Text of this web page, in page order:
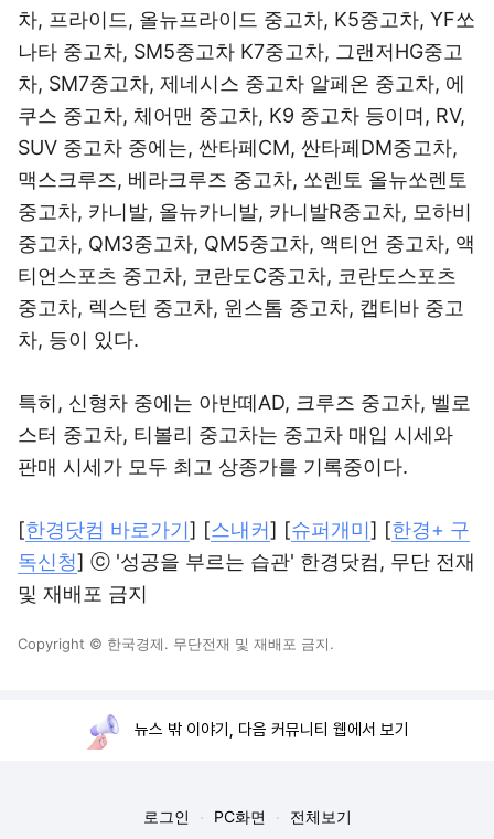
차, 프라이드, 올뉴프라이드 중고차, K5중고차, YF쏘
나타 중고차, SM5중고차 K7중고차, 그랜저HG중고
차, SM7중고차, 제네시스 중고차 알페온 중고차, 에
쿠스 중고차, 체어맨 중고차, K9 중고차 등이며, RV,
SUV 중고차 중에는, 싼타페CM, 싼타페DM중고차,
맥스크루즈, 베라크루즈 중고차, 쏘렌토 올뉴쏘렌토
중고차, 카니발, 올뉴카니발, 카니발R중고차, 모하비
중고차, QM3중고차, QM5중고차, 액티언 중고차, 액
티언스포츠 중고차, 코란도C중고차, 코란도스포츠
중고차, 렉스턴 중고차, 윈스톰 중고차, 캡티바 중고
차, 등이 있다.
특히, 신형차 중에는 아반떼AD, 크루즈 중고차, 벨로
스터 중고차, 티볼리 중고차는 중고차 매입 시세와
판매 시세가 모두 최고 상종가를 기록중이다.
[한경닷컴 바로가기] [스내커] [슈퍼개미] [한경+ 구
독신청] ⓒ '성공을 부르는 습관' 한경닷컴, 무단 전재
및 재배포 금지
Copyright © 한국경제. 무단전재 및 재배포 금지.
뉴스 밖 이야기, 다음 커뮤니티 웹에서 보기
로그인 PC화면 전체보기